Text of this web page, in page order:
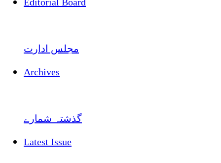
مجلس ادارت
Archives
گذشتہ شمارے
Latest Issue